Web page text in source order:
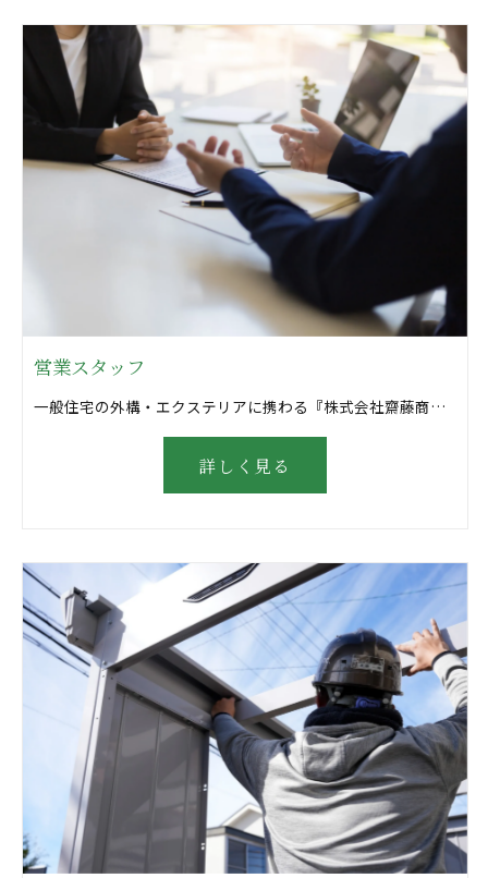
営業スタッフ
一般住宅の外構・エクステリアに携わる『株式会社齋藤商店』です！ ＼どんな仕事？／ 外構・エクステリアに使用される建築資材のルート営業。 調整メインで資料作成や顧客対応をお任せします。 to法人：大規模な案件多数 to個人：契約後のアフターサービスや調整メイン ※個人のお客様がほとんどです！ ＼特徴は？／ ◎ノルマなし！ └個人の目標達成を目指します ◎テレアポなし！飛び込みもなし！ └プレッシャーもなく挑戦出来ます ◎営業エリアは岐阜を中心に東海3県 ＼入社後は？／ ◎ビジネスマナーの基礎から教えます └商品知識や名刺交換、電話の取り方など ◎メーカーとの定期研修・同行もあります └事業内容の理解を深めるチャンス！ ◎およそ3か月～半年で独り立ち ＼こんなメリットも！／ ◎新築を特別価格で！ └社員や身内の家を安価で建てられます └器材の貸し出しもしているので資材を安くゲットしDIYをすることも可能！ ▼当社について 1958年創業！ 地域密着型の「建材屋さん」としてサッシ工事、外構工事をしています。 自社設計から自社施工まで行い安定成長を続けています！ ＼＼こんな職場環境です♪／／ ◎経験者も未経験者も歓迎！ ◎だれでもキャリアアップを目指せます ◎インセンティブ支給でモチベーションUP ◎地域密着型の安定企業 └創業60年以上！豊富な実績あり └新規事業への取り組みも積極的
詳しく見る